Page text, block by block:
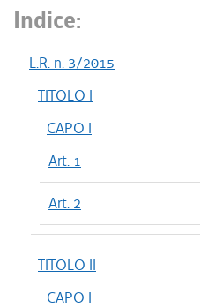
Indice:
L.R. n. 3/2015
TITOLO I
CAPO I
Art. 1
Art. 2
TITOLO II
CAPO I